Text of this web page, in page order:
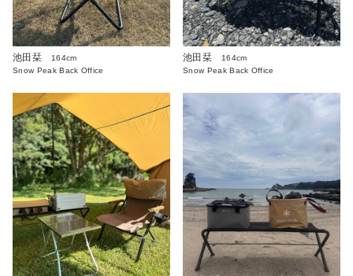
池田栞
164cm
Snow Peak Back Office
池田栞
164cm
Snow Peak Back Office